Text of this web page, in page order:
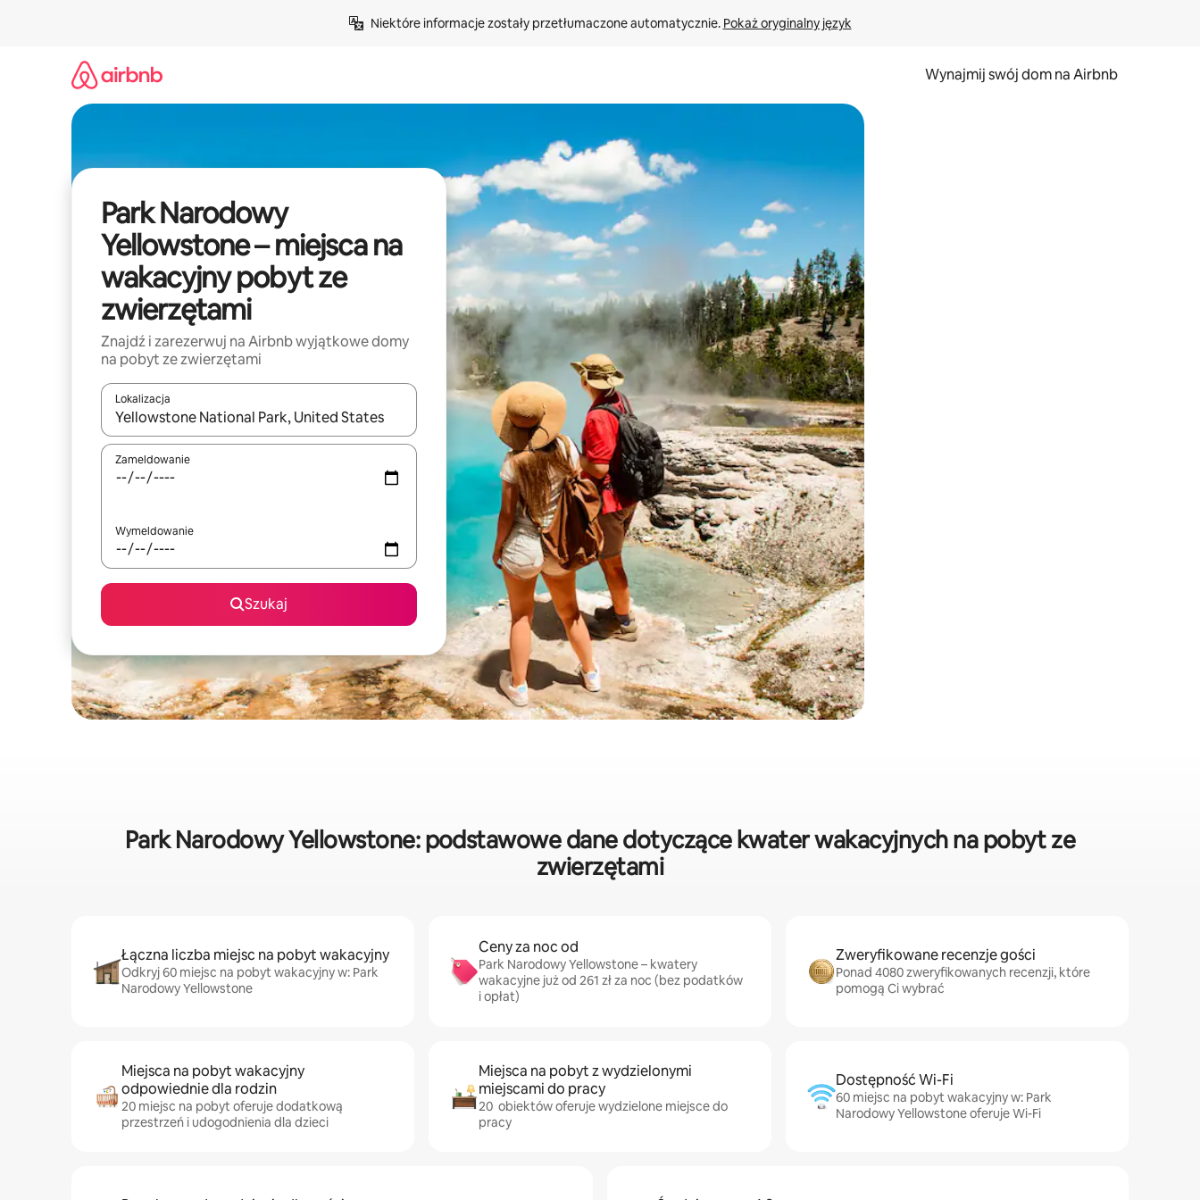
Niektóre informacje zostały przetłumaczone automatycznie. Pokaż oryginalny język
Wynajmij swój dom na Airbnb
Park Narodowy
Yellowstone – miejsca na
wakacyjny pobyt ze
zwierzętami
Znajdź i zarezerwuj na Airbnb wyjątkowe domy
na pobyt ze zwierzętami
Lokalizacja
Gdy wyniki będą dostępne, możesz poruszać się po nich za pomocą klawiszy strzałek w górę i w dół lub przeglądać je za pomocą gestów dotykowych lub przesuwania.
Zameldowanie
Wymeldowanie
Szukaj
Park Narodowy Yellowstone: podstawowe dane dotyczące kwater wakacyjnych na pobyt ze
zwierzętami
Łączna liczba miejsc na pobyt wakacyjny
Odkryj 60 miejsc na pobyt wakacyjny w: Park
Narodowy Yellowstone
Ceny za noc od
Park Narodowy Yellowstone – kwatery
wakacyjne już od 261 zł za noc (bez podatków
i opłat)
Zweryfikowane recenzje gości
Ponad 4080 zweryfikowanych recenzji, które
pomogą Ci wybrać
Miejsca na pobyt wakacyjny
odpowiednie dla rodzin
20 miejsc na pobyt oferuje dodatkową
przestrzeń i udogodnienia dla dzieci
Miejsca na pobyt z wydzielonymi
miejscami do pracy
20 obiektów oferuje wydzielone miejsce do
pracy
Dostępność Wi-Fi
60 miejsc na pobyt wakacyjny w: Park
Narodowy Yellowstone oferuje Wi-Fi